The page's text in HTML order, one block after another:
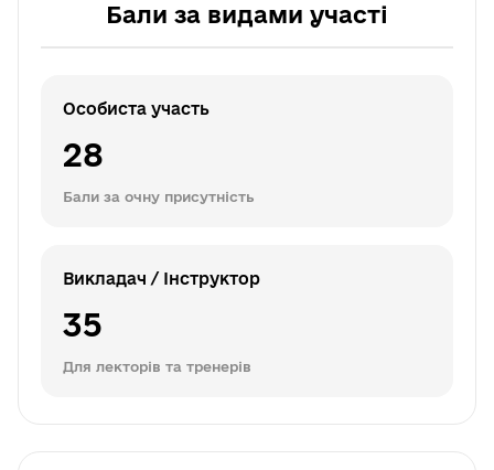
Бали за видами участі
Особиста участь
28
Бали за очну присутність
Викладач / Інструктор
35
Для лекторів та тренерів